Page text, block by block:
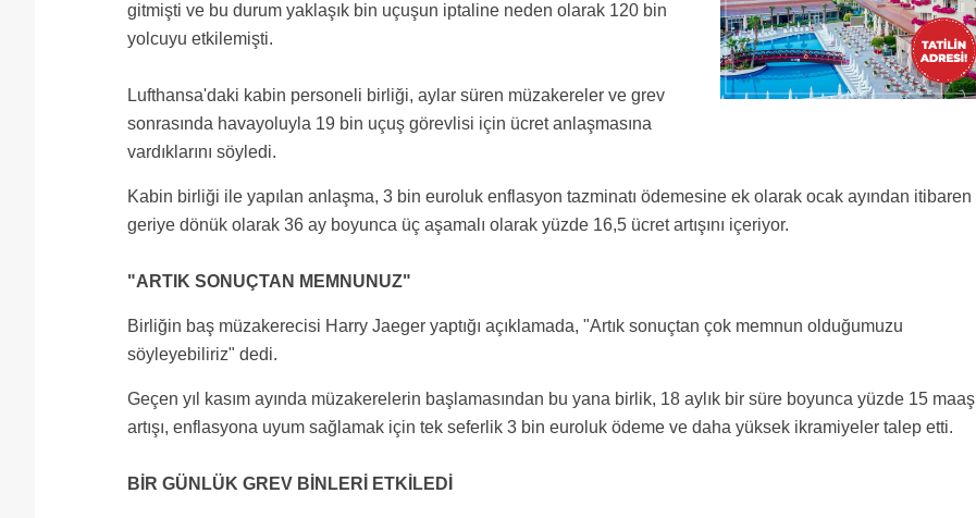
gitmişti ve bu durum yaklaşık bin uçuşun iptaline neden olarak 120 bin
yolcuyu etkilemişti.
Lufthansa'daki kabin personeli birliği, aylar süren müzakereler ve grev
sonrasında havayoluyla 19 bin uçuş görevlisi için ücret anlaşmasına
vardıklarını söyledi.
Kabin birliği ile yapılan anlaşma, 3 bin euroluk enflasyon tazminatı ödemesine ek olarak ocak ayından itibaren
geriye dönük olarak 36 ay boyunca üç aşamalı olarak yüzde 16,5 ücret artışını içeriyor.
"ARTIK SONUÇTAN MEMNUNUZ"
Birliğin baş müzakerecisi Harry Jaeger yaptığı açıklamada, "Artık sonuçtan çok memnun olduğumuzu
söyleyebiliriz" dedi.
Geçen yıl kasım ayında müzakerelerin başlamasından bu yana birlik, 18 aylık bir süre boyunca yüzde 15 maaş
artışı, enflasyona uyum sağlamak için tek seferlik 3 bin euroluk ödeme ve daha yüksek ikramiyeler talep etti.
BİR GÜNLÜK GREV BİNLERİ ETKİLEDİ